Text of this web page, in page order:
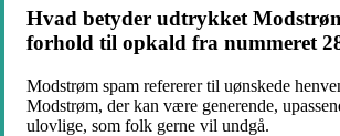
Hvad betyder udtrykket
forhold til opkald fra nummeret
Modstrøm spam refererer til uønskede
Modstrøm, der kan være generende,
ulovlige, som folk gerne vil undgå.